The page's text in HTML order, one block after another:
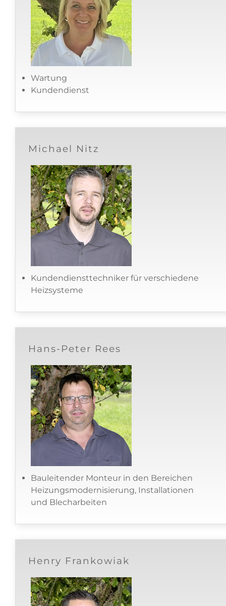
Wartung
Kundendienst
Michael Nitz
Kundendiensttechniker für verschiedene
Heizsysteme
Hans-Peter Rees
Bauleitender Monteur in den Bereichen
Heizungsmodernisierung, Installationen
und Blecharbeiten
Henry Frankowiak